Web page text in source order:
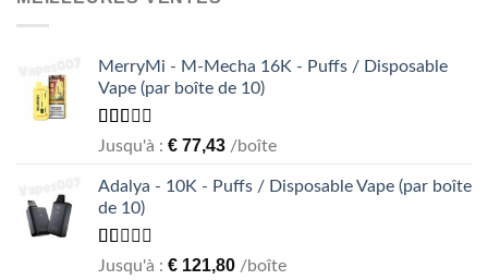
5
MerryMi - M-Mecha 16K - Puffs / Disposable
Vape (par boîte de 10)
Rated
out
of 5
Jusqu'à : € 77,43 /boîte
Adalya - 10K - Puffs / Disposable Vape (par boîte
de 10)
Rated
Jusqu'à : € 121,80 /boîte